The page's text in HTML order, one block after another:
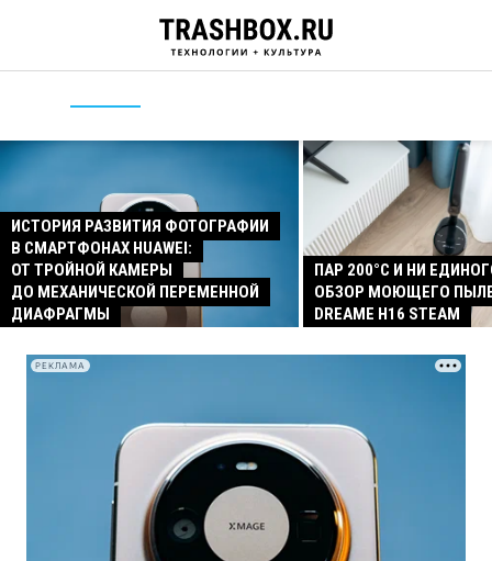
ИСТОРИЯ РАЗВИТИЯ ФОТОГРАФИИ
В СМАРТФОНАХ HUAWEI:
ОТ ТРОЙНОЙ КАМЕРЫ
ДО МЕХАНИЧЕСКОЙ ПЕРЕМЕННОЙ
ДИАФРАГМЫ
ПАР 200°C И НИ
ОБЗОР МОЮЩЕГО
DREAME H16 STEAM
РЕКЛАМА